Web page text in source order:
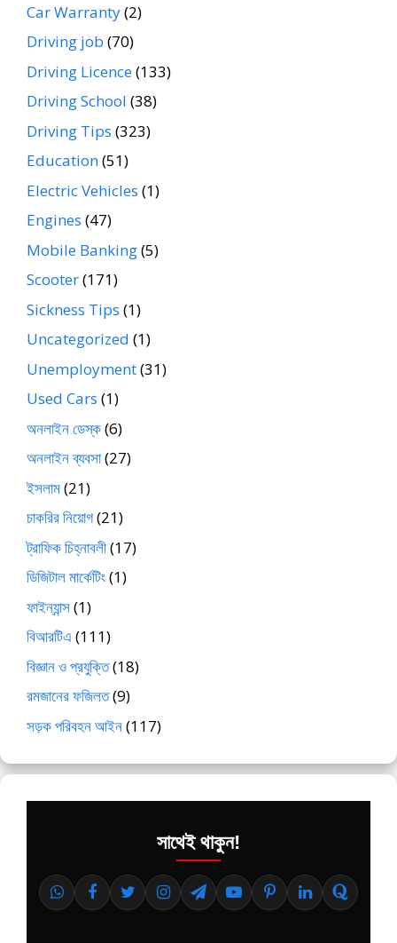
Car Warranty(2)
Driving job (70)
Driving Licence(133)
Driving School (38)
Driving Tips (323)
Education(51)
Electric Vehicles (1)
Engines (47)
Mobile Banking(5)
Scooter(171)
Sickness Tips (1)
Uncategorized (1)
Unemployment(31)
Used Cars (1)
অনলাইন ডেস্ক(6)
অনলাইন ব্যবসা(27)
ইসলাম(21)
চাকরির নিয়োগ(21)
ট্রাফিক চিহ্নাবলী(17)
ডিজিটাল মার্কেটিং(1)
ফাইন্যান্স(1)
বিআরটিএ (111)
বিজ্ঞান ও প্রযুক্তি(18)
রমজানের ফজিলত(9)
সড়ক পরিবহন আইন(117)
সাথেই থাকুন!